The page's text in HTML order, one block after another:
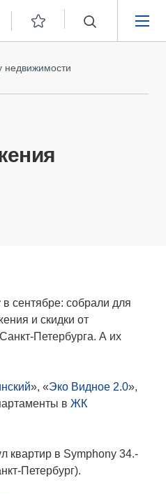
недвижимости
сентябре: собрали для
и скидки от
Петербурга. А их
», «Эко Видное 2.0»,
в ЖК
квартир в Symphony 34.-
Петербург).